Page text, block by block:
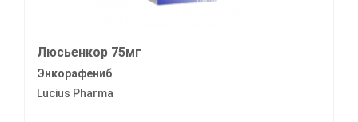
Люсьенкор 75мг
Энкорафениб
Lucius Pharma